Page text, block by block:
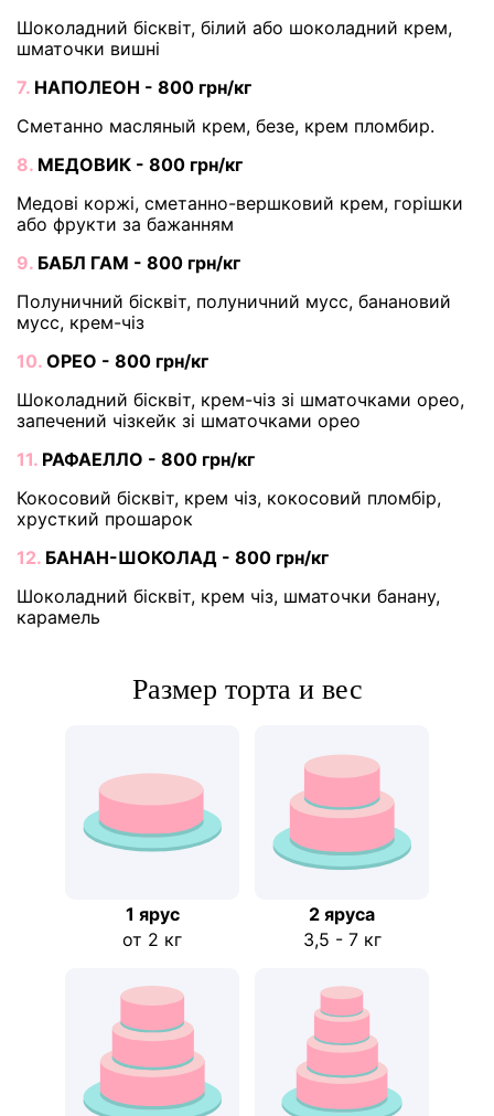
Шоколадний бісквіт, білий або шоколадний крем,
шматочки вишні
7. НАПОЛЕОН - 800 грн/кг
Сметанно масляный крем, безе, крем пломбир.
8. МЕДОВИК - 800 грн/кг
Медові коржі, сметанно-вершковий крем, горішки
або фрукти за бажанням
9. БАБЛ ГАМ - 800 грн/кг
Полуничний бісквіт, полуничний мусс, банановий
мусс, крем-чіз
10. ОРЕО - 800 грн/кг
Шоколадний бісквіт, крем-чіз зі шматочками орео,
запечений чізкейк зі шматочками орео
11. РАФАЕЛЛО - 800 грн/кг
Кокосовий бісквіт, крем чіз, кокосовий пломбір,
хрусткий прошарок
12. БАНАН-ШОКОЛАД - 800 грн/кг
Шоколадний бісквіт, крем чіз, шматочки банану,
карамель
Размер торта и вес
1 ярус
от 2 кг
2 ярусa
3,5 - 7 кг